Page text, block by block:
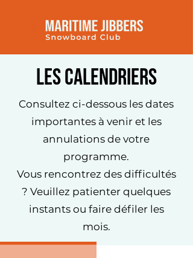
LES CALENDRIERS
Consultez ci-dessous les dates
importantes à venir et les
annulations de votre
programme.
Vous rencontrez des difficultés
? Veuillez patienter quelques
instants ou faire défiler les
mois.